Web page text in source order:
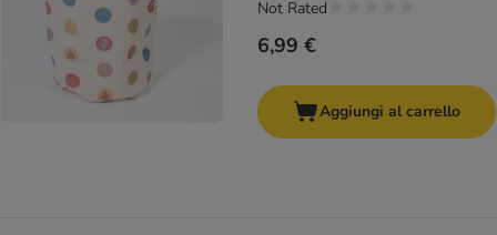
6,99 €
Not Rated
Aggiungi al carrello